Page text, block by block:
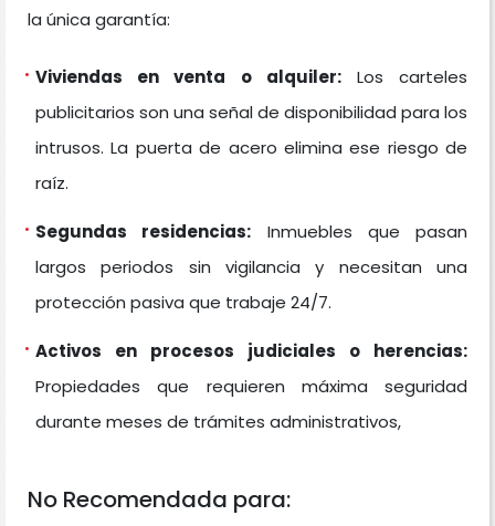
la única garantía:
Viviendas en venta o alquiler:Los carteles
publicitarios son una señal de disponibilidad para los
intrusos. La puerta de acero elimina ese riesgo de
raíz.
Segundas residencias: Inmuebles que pasan
largos periodos sin vigilancia y necesitan una
protección pasiva que trabaje 24/7.
Activos en procesos judiciales o herencias:
Propiedades que requieren máxima seguridad
durante meses de trámites administrativos,
No Recomendada para: